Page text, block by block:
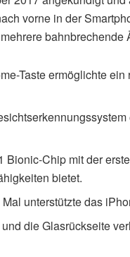
vorne in der
bahnbrechende
Taste ermöglichte
Bionic-Chip mit der
bietet.
unterstützte das
die Glasrückseite